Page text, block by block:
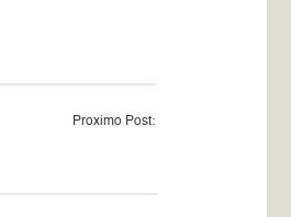
Proximo Post: